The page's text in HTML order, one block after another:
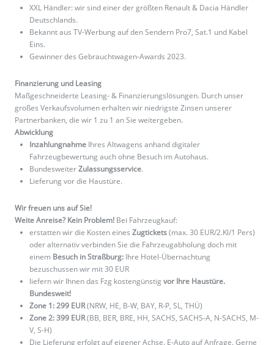
XXL Händler: wir sind einer der größten Renault & Dacia Händler
Deutschlands.
Bekannt aus TV-Werbung auf den Sendern Pro7, Sat.1 und Kabel
Eins.
Gewinner des Gebrauchtwagen-Awards 2023.
Finanzierung und Leasing
Maßgeschneiderte Leasing- & Finanzierungslösungen. Durch unser
großes Verkaufsvolumen erhalten wir niedrigste Zinsen unserer
Partnerbanken, die wir 1 zu 1 an Sie weitergeben.
Abwicklung
Inzahlungnahme Ihres Altwagens anhand digitaler
Fahrzeugbewertung auch ohne Besuch im Autohaus.
BundesweiterZulassungsservice.
Lieferung vor die Haustüre.
Wir freuen uns auf Sie!
Weite Anreise? Kein Problem! Bei Fahrzeugkauf:
erstatten wir die Kosten eines Zugtickets(max. 30 EUR/2.Kl/1 Pers)
oder alternativ verbinden Sie die Fahrzeugabholung doch mit
einem Besuch in Straßburg: Ihre Hotel-Übernachtung
bezuschussen wir mit 30 EUR
liefern wir Ihnen das Fzg kostengünstig vor Ihre Haustüre.
Bundesweit!
Zone 1: 299 EUR(NRW, HE, B-W, BAY, R-P, SL, THÜ)
Zone 2: 399 EUR(BB, BER, BRE, HH, SACHS, SACHS-A, N-SACHS, M-
V, S-H)
Die Lieferung erfolgt auf eigener Achse. E-Auto auf Anfrage. Gerne